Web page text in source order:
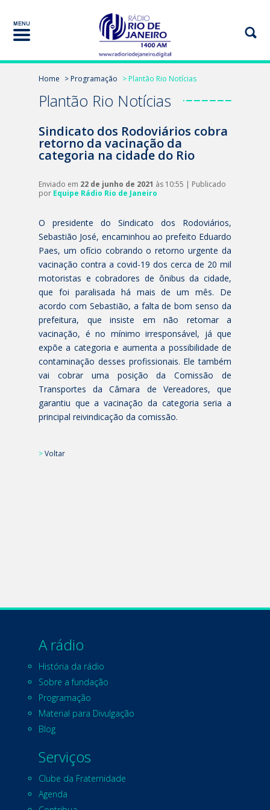
Home > Programação > Plantão Rio Notícias
Plantão Rio Notícias
Sindicato dos Rodoviários cobra
retorno da vacinação da
categoria na cidade do Rio
Enviado em 22 de junho de 2021 às 10:55 | Publicado
por Equipe Rádio Rio de Janeiro
O presidente do Sindicato dos Rodoviários,
Sebastião José, encaminhou ao prefeito Eduardo
Paes, um ofício cobrando o retorno urgente da
vacinação contra a covid-19 dos cerca de 20 mil
motoristas e cobradores de ônibus da cidade,
que foi paralisada há mais de um mês. De
acordo com Sebastião, a falta de bom senso da
prefeitura, que insiste em não retomar a
vacinação, é no mínimo irresponsável, já que
expõe a categoria e aumenta a possibilidade de
contaminação desses profissionais. Ele também
vai cobrar uma posição da Comissão de
Transportes da Câmara de Vereadores, que
garantiu que a vacinação da categoria seria a
principal reivindicação da comissão.
>Voltar
A rádio
História da rádio
Sobre a fundação
Programação
Material para Divulgação
Blog
Serviços
Clube da Fraternidade
Agenda